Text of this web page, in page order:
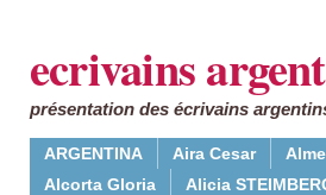
ecrivains
présentation des écrivains
ARGENTINA Aira Cesar
Alcorta Gloria
Alicia